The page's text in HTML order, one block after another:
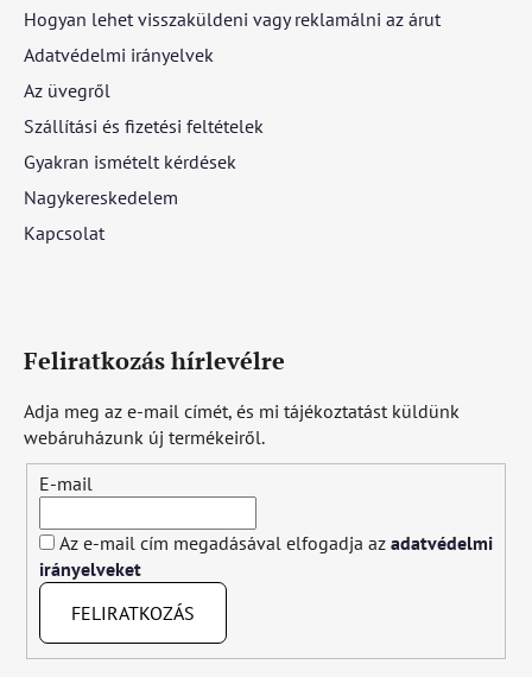
Hogyan lehet visszaküldeni vagy reklamálni az árut
Adatvédelmi irányelvek
Az üvegről
Szállítási és fizetési feltételek
Gyakran ismételt kérdések
Nagykereskedelem
Kapcsolat
Feliratkozás hírlevélre
Adja meg az e-mail címét, és mi tájékoztatást küldünk
webáruházunk új termékeiről.
E-mail
Az e-mail cím megadásával elfogadja az adatvédelmi
irányelveket
FELIRATKOZÁS